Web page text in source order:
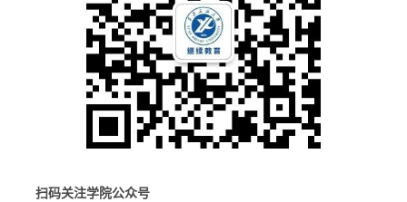
扫码关注学院公众号